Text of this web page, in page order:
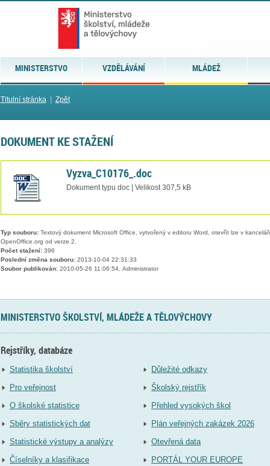
MINISTERSTVO VZDĚLÁVÁNÍ MLÁDEŽ
Titulní stránka| Zpět
DOKUMENT KE STAŽENÍ
Vyzva_C10176_.doc
Dokument typu doc | Velikost 307,5 kB
Typ souboru:Textový dokument Microsoft Office, vytvořený v editoru Word, otevřít lze v
OpenOffice.org od verze 2.
Počet stažení:396
Poslední změna souboru:2013-10-04 22:31:33
Soubor publikován:2010-05-26 11:06:54, Administrator
MINISTERSTVO ŠKOLSTVÍ, MLÁDEŽE A TĚLOVÝCHOVY
Rejstříky, databáze
Statistika školství
Pro veřejnost
O školské statistice
Sběry statistických dat
Statistické výstupy a analýzy
Číselníky a klasifikace
Důležité odkazy
Školský rejstřík
Přehled vysokých škol
Plán veřejných zakázek 2026
Otevřená data
PORTÁL YOUR EUROPE